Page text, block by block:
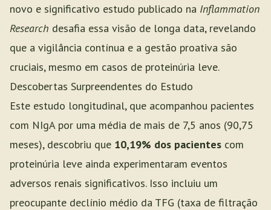
novo e significativo estudo publicado na Inflammation
Research desafia essa visão de longa data, revelando
que a vigilância contínua e a gestão proativa são
cruciais, mesmo em casos de proteinúria leve.
Descobertas Surpreendentes do Estudo
Este estudo longitudinal, que acompanhou pacientes
com NIgA por uma média de mais de 7,5 anos (90,75
meses), descobriu que 10,19% dos pacientes com
proteinúria leve ainda experimentaram eventos
adversos renais significativos. Isso incluiu um
preocupante declínio médio da TFG (taxa de filtração